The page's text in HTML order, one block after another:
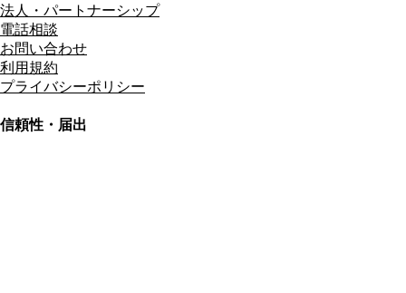
法人・パートナーシップ
電話相談
お問い合わせ
利用規約
プライバシーポリシー
信頼性・届出